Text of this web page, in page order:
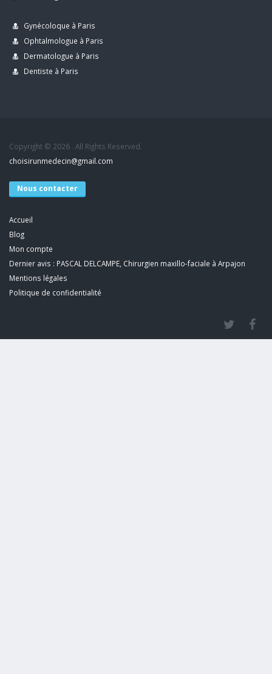
Gynécoloque à Paris
Ophtalmologue à Paris
Dermatologue à Paris
Dentiste à Paris
Copyright © 2026 . All Rights Reserved.
choisirunmedecin@gmail.com
Nous contacter
Accueil
Blog
Mon compte
Dernier avis : PASCAL DELCAMPE, Chirurgien maxillo-faciale à Arpajon
Mentions légales
Politique de confidentialité